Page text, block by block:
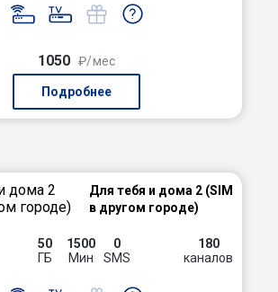
1050 ₽/мес
Подробнее
Для тебя и дома 2 (SIM
в другом городе)
50
ГБ
1500
Мин
0
SMS
180
каналов